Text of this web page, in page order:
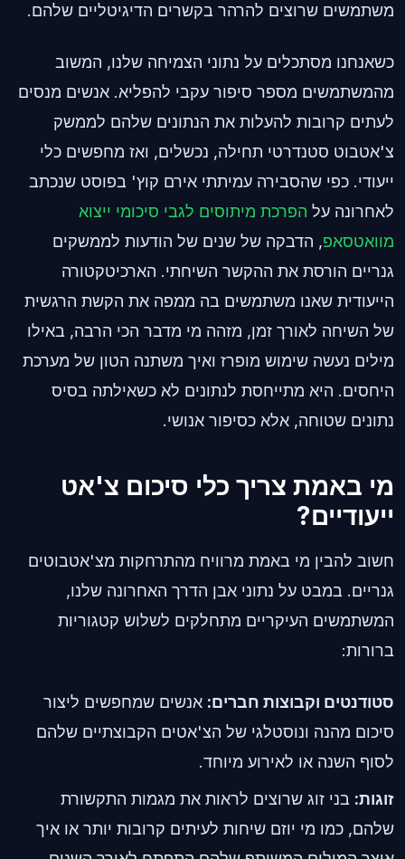
משתמשים שרוצים להרהר בקשרים הדיגיטליים שלהם.
כשאנחנו מסתכלים על נתוני הצמיחה שלנו, המשוב
מהמשתמשים מספר סיפור עקבי להפליא. אנשים מנסים
לעתים קרובות להעלות את הנתונים שלהם לממשק
צ'אטבוט סטנדרטי תחילה, נכשלים, ואז מחפשים כלי
ייעודי. כפי שהסבירה עמיתתי אירם קוץ' בפוסט שנכתב
לאחרונה על הפרכת מיתוסים לגבי סיכומי ייצוא
מוואטסאפ, הדבקה של שנים של הודעות לממשקים
גנריים הורסת את ההקשר השיחתי. הארכיטקטורה
הייעודית שאנו משתמשים בה ממפה את הקשת הרגשית
של השיחה לאורך זמן, מזהה מי מדבר הכי הרבה, באילו
מילים נעשה שימוש מופרז ואיך משתנה הטון של מערכת
היחסים. היא מתייחסת לנתונים לא כשאילתה בסיס
נתונים שטוחה, אלא כסיפור אנושי.
מי באמת צריך כלי סיכום צ'אט
ייעודיים?
חשוב להבין מי באמת מרוויח מהתרחקות מצ'אטבוטים
גנריים. במבט על נתוני אבן הדרך האחרונה שלנו,
המשתמשים העיקריים מתחלקים לשלוש קטגוריות
ברורות:
סטודנטים וקבוצות חברים: אנשים שמחפשים ליצור
סיכום מהנה ונוסטלגי של הצ'אטים הקבוצתיים שלהם
לסוף השנה או לאירוע מיוחד.
זוגות: בני זוג שרוצים לראות את מגמות התקשורת
שלהם, כמו מי יוזם שיחות לעיתים קרובות יותר או איך